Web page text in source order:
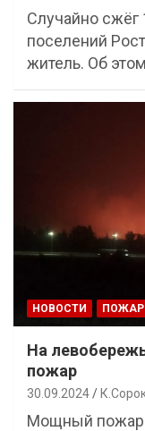
Случайно
поселений
житель. Об
НОВОСТИ ПОЖАР
На
пожар
30.09.2024
Мощный пожар